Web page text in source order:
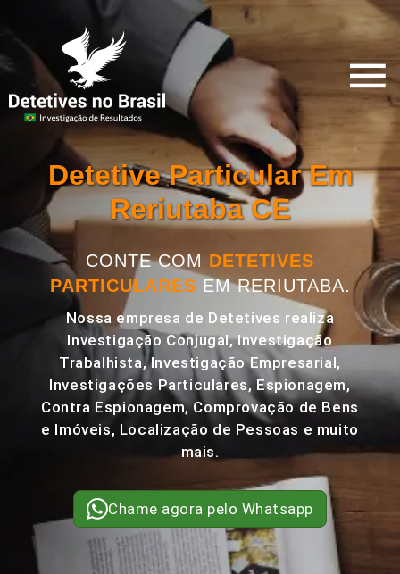
Detetive Particular Em
Reriutaba CE
CONTE COM DETETIVES
PARTICULARES EM RERIUTABA.
Nossa empresa de Detetives realiza
Investigação Conjugal, Investigação
Trabalhista, Investigação Empresarial,
Investigações Particulares, Espionagem,
Contra Espionagem, Comprovação de Bens
e Imóveis, Localização de Pessoas e muito
mais.
Chame agora pelo Whatsapp